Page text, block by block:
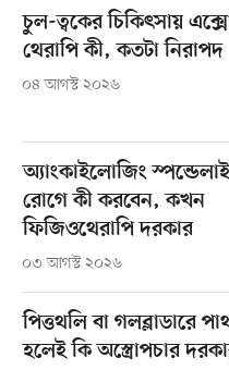
চুল-ত্বকের চিকিৎসায়
থেরাপি কী, কতটা নিরাপদ
০৪ আগস্ট ২০২৬
অ্যাংকাইলোজিং
রোগে কী করবেন, কখন
ফিজিওথেরাপি দরকার
০৩ আগস্ট ২০২৬
পিত্তথলি বা গলব্লাডারে
হলেই কি অস্ত্রোপচার